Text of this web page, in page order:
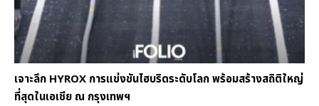
เจาะลึก HYROX การแข่งขันไฮบริดระดับโลก พร้อมสร้างสถิติใหญ่
ที่สุดในเอเชีย ณ กรุงเทพฯ